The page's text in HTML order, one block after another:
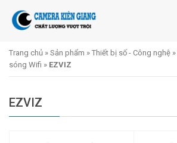
Trang chủ » Sản phẩm » Thiết bị số - Công nghệ »
sóng Wifi » EZVIZ
EZVIZ